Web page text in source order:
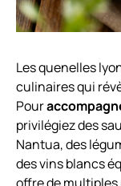
Les quenelles
culinaires qui
Pour
privilégiez des
Nantua, des
des vins blancs